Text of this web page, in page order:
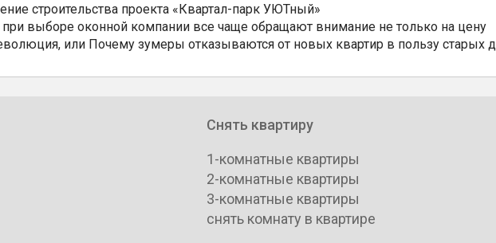
строительства проекта «Квартал-парк УЮТный»
выборе оконной компании все чаще обращают внимание не только на цену
или Почему зумеры отказываются от новых квартир в пользу старых
Снять квартиру
1-комнатные квартиры
2-комнатные квартиры
3-комнатные квартиры
снять комнату в квартире